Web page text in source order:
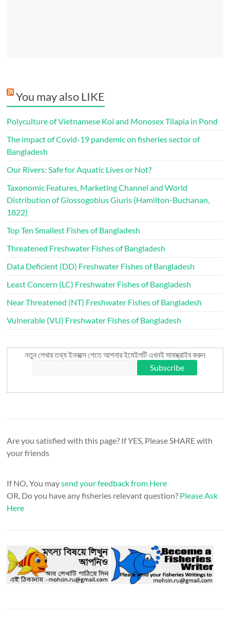
You may also LIKE
Polyculture of Vietnamese Koi and Monosex Tilapia in Pond
The impact of Covid-19 pandemic on fisheries sector of
Bangladesh
Our Rivers: Safe for Aquatic Lives or Not?
Taxonomic Features, Marketing Channel and World
Distribution of Glossogobius Giuris (Hamilton-Buchanan,
1822)
Top Ten Smallest Fishes of Bangladesh
Threatened Freshwater Fishes of Bangladesh
Data Deficient (DD) Freshwater Fishes of Bangladesh
Least Concern (LC) Freshwater Fishes of Bangladesh
Near Threatened (NT) Freshwater Fishes of Bangladesh
Vulnerable (VU) Freshwater Fishes of Bangladesh
নতুন লেখার তথ্য ইনবক্সে পেতে আপনার ইমেইলটি এখনই সাবস্ক্রাইব করুন
Are you satisfied with this page? If YES, Please SHARE with
your friends
If NO, You maysend your feedback from Here
OR, Do you have any fisheries relevant question? Please Ask
Here